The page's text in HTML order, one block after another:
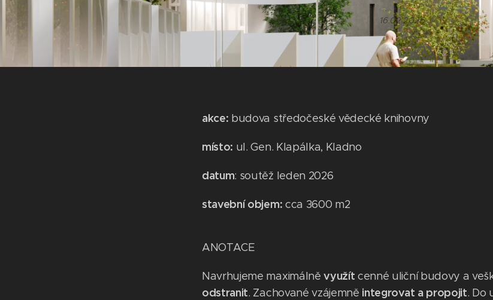
16.02.2026
akce: budova středočeské vědecké knihovny
místo: ul. Gen. Klapálka, Kladno
datum: soutěž leden 2026
stavební objem: cca 3600 m2
ANOTACE
Navrhujeme maximálněvyužít cenné uliční budovy a
odstranit. Zachované vzájemně integrovat a propojit. Do